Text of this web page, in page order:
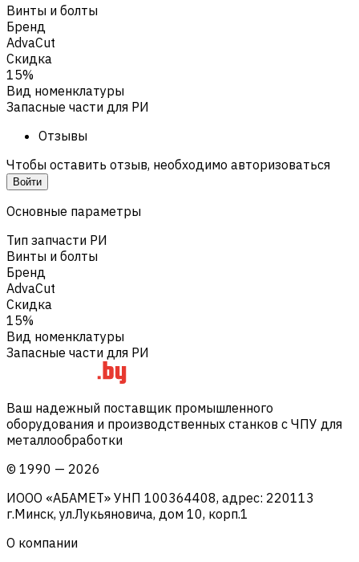
Винты и болты
Бренд
AdvaCut
Скидка
15%
Вид номенклатуры
Запасные части для РИ
Отзывы
Чтобы оставить отзыв, необходимо авторизоваться
Войти
Основные параметры
Тип запчасти РИ
Винты и болты
Бренд
AdvaCut
Скидка
15%
Вид номенклатуры
Запасные части для РИ
Ваш надежный поставщик промышленного
оборудования и производственных станков с ЧПУ для
металлообработки
© 1990 — 2026
ИООО «АБАМЕТ» УНП 100364408, адрес: 220113
г.Минск, ул.Лукьяновича, дом 10, корп.1
О компании